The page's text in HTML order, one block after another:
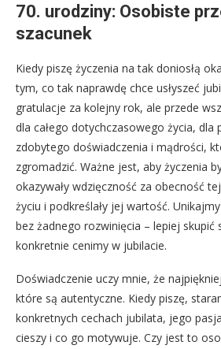
70. urodziny: Osobiste
szacunek
Kiedy piszę życzenia na tak doniosłą
tym, co tak naprawdę chce usłyszeć
gratulacje za kolejny rok, ale przede
dla całego dotychczasowego życia, dla
zdobytego doświadczenia i mądrości,
zgromadzić. Ważne jest, aby życzenia
okazywały wdzięczność za obecność
życiu i podkreślały jej wartość.
bez żadnego rozwinięcia – lepiej skupić
konkretnie cenimy w jubilacie.
Doświadczenie uczy mnie, że
które są autentyczne. Kiedy piszę,
konkretnych cechach jubilata, jego
cieszy i co go motywuje. Czy jest to